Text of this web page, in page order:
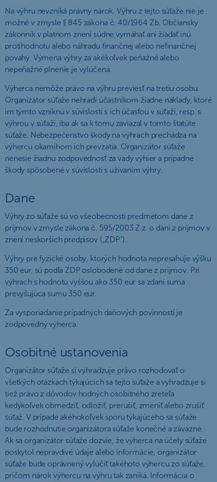
Na výhru nevzniká právny nárok. Výhru z tejto súťaže nie je
možné v zmysle § 845 zákona č. 40/1964 Zb. Občiansky
zákonník v platnom znení súdne vymáhať ani žiadať inú
protihodnotu alebo náhradu finančnej alebo nefinančnej
povahy. Výmena výhry za akékoľvek peňažné alebo
nepeňažné plnenie je vylúčená.
Výherca nemôže právo na výhru previesť na tretiu osobu.
Organizátor súťaže nehradí účastníkom žiadne náklady, ktoré
im týmto vzniknú v súvislosti s ich účasťou v súťaži, resp. s
výhrou v súťaži, iba ak sa k tomu zaviazal v tomto štatúte
súťaže. Nebezpečenstvo škody na výhrach prechádza na
výhercu okamihom ich prevzatia. Organizátor súťaže
nenesie žiadnu zodpovednosť za vady výhier a prípadné
škody spôsobené v súvislosti s užívaním výhry.
Dane
Výhry zo súťaže sú vo všeobecnosti predmetom dane z
príjmov v zmysle zákona č. 595/2003 Z.z. o dani z príjmov v
znení neskorších predpisov („ZDP“).
Výhry pre fyzické osoby, ktorých hodnota nepresahuje výšku
350 eur, sú podľa ZDP oslobodené od dane z príjmov. Pri
výhrach s hodnotu vyššou ako 350 eur sa zdaní suma
prevyšujúca sumu 350 eur.
Za vysporiadanie prípadných daňových povinností je
zodpovedný výherca.
Osobitné ustanovenia
Organizátor súťaže si vyhradzuje právo rozhodovať o
všetkých otázkach týkajúcich sa tejto súťaže a vyhradzuje si
tiež právo z dôvodov hodných osobitného zreteľa
kedykoľvek obmedziť, odložiť, prerušiť, zmeniť alebo zrušiť
súťaž. V prípade akéhokoľvek sporu týkajúceho sa súťaže
bude rozhodnutie organizátora súťaže konečné a záväzné.
Ak sa organizátor súťaže dozvie, že výherca na účely súťaže
poskytol nepravdivé údaje alebo informácie, organizátor
súťaže bude oprávnený vylúčiť takéhoto výhercu zo súťaže,
pričom nárok výhercu na výhru tak zaniká. Informácia o